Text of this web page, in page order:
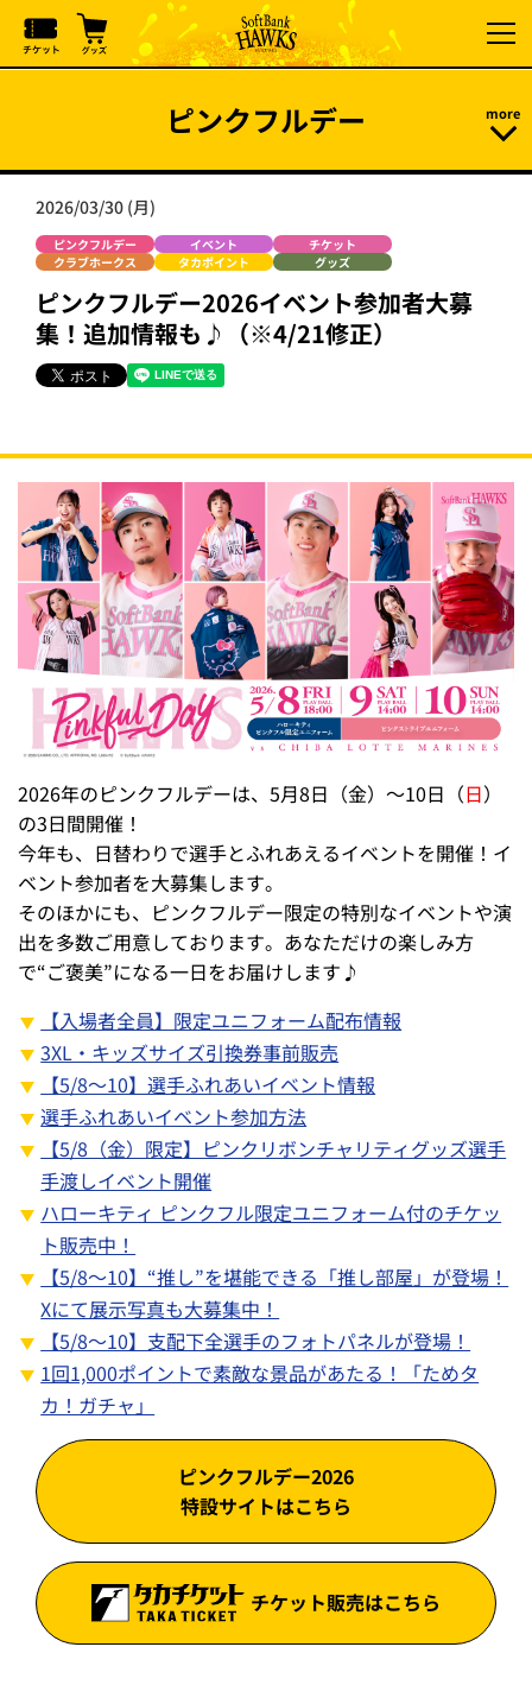
ピンクフルデー
2026/03/30 (月)
ピンクフルデー イベント
チケット
クラブホークス
タカポイント グッズ
ピンクフルデー2026イベント参加者大募
集！追加情報も♪（※4/21修正）
2026年のピンクフルデーは、5月8日（金）～10日（日）
の3日間開催！
今年も、日替わりで選手とふれあえるイベントを開催！イ
ベント参加者を大募集します。
そのほかにも、ピンクフルデー限定の特別なイベントや演
出を多数ご用意しております。あなただけの楽しみ方
で“ご褒美”になる一日をお届けします♪
【入場者全員】限定ユニフォーム配布情報
3XL・キッズサイズ引換券事前販売
【5/8～10】選手ふれあいイベント情報
選手ふれあいイベント参加方法
【5/8（金）限定】ピンクリボンチャリティグッズ選手
手渡しイベント開催
ハローキティ ピンクフル限定ユニフォーム付のチケッ
ト販売中！
【5/8～10】“推し”を堪能できる「推し部屋」が登場！
Xにて展示写真も大募集中！
【5/8～10】支配下全選手のフォトパネルが登場！
1回1,000ポイントで素敵な景品があたる！「ためタ
カ！ガチャ」
ピンクフルデー2026
特設サイトはこちら
チケット販売はこちら